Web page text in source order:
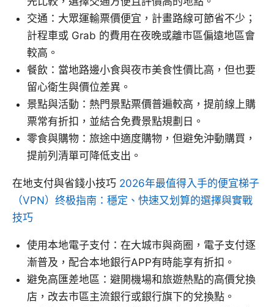
交通：大眾運輸票價便宜，計畫路線可節省不少；
計程車或 Grab 的費用在夜晚或離市區偏遠地區會
較高。
餐飲：當地路邊小食與夜市美食性價比高，但也要
留心衛生與價位差異。
景點與活動：熱門景點票價普遍較高，提前線上購
票常有折扣，並結合免費景點規劃日。
零食與購物：旅途中適度購物，但避免沖動購買，
提前列清單可降低支出。
在地支付與省錢小技巧 2026年最值得入手的便宜梯子
（VPN）终极指南：穩定、快速又划算的選擇與實戰
技巧
使用本地電子支付：在大城市與商圈，電子支付逐
漸普及，配合本地銀行APP有時能享有折扣。
避免高匯差地區：避開機場和旅遊熱點的高價兌換
店，改去市區主流銀行或銀行旗下的兌換點。